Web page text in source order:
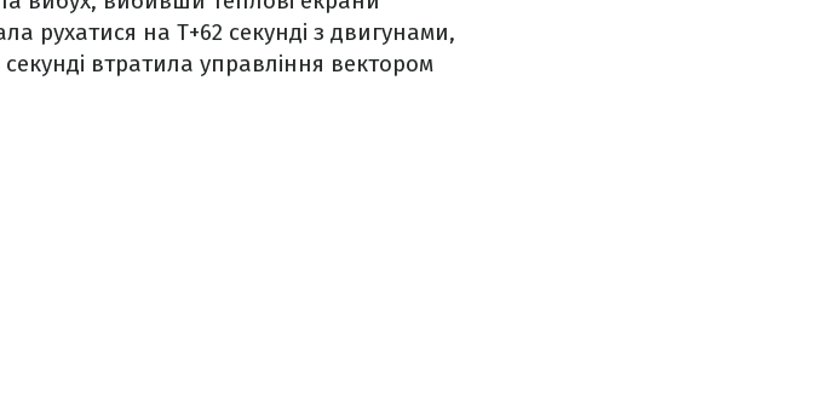
рухатися на T+62 секунді з двигунами,
втратила управління вектором